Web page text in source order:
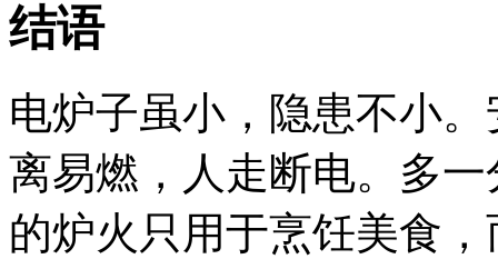
结语
电炉子虽小，隐患不小
离易燃，人走断电。多
的炉火只用于烹饪美食